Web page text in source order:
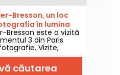
va permite tuturor să
de avion (pe bune)!
Bresson, un loc
în lumina
Bresson este o vizită
3 din Paris
Vizite,
nou la această
căutarea